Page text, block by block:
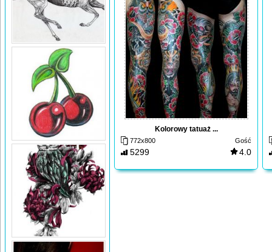
Kolorowy tatuaż ...
772x800 Gość
5299 4.0